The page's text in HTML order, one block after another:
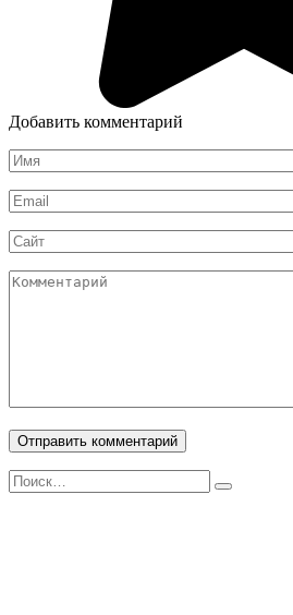
Добавить комментарий
Имя
*
Email
*
Сайт
Комментарий
Search
for: